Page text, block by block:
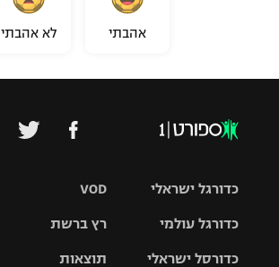
אהבתי לא אהבתי
VOD
רץ ברשת
תוצאות
כדורגל ישראלי
כדורגל עולמי
כדורסל ישראלי